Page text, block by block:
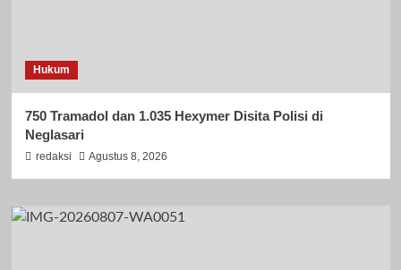
Hukum
750 Tramadol dan 1.035 Hexymer Disita Polisi di
Neglasari
redaksi Agustus 8, 2026